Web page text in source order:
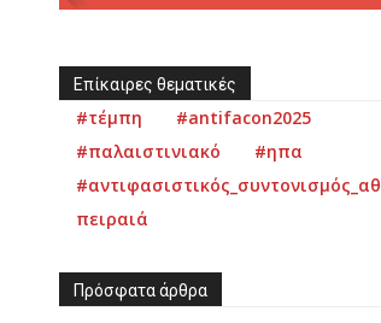
Επίκαιρες θεματικές
#τέμπη
#antifacon2025
#παλαιστινιακό
#ηπα
πειραιά
Πρόσφατα άρθρα